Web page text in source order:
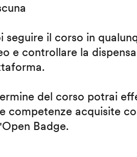
seguire il corso in
e controllare la
del corso potrai
competenze acquisite
Badge.